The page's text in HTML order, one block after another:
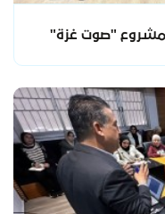
مشروع "صوت غزة"